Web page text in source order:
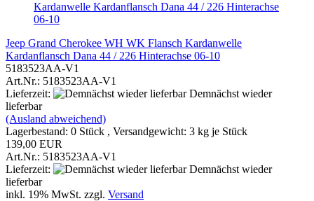
Jeep Grand Cherokee WH WK Flansch Kardanwelle
Kardanflansch Dana 44 / 226 Hinterachse 06-10
5183523AA-V1
Art.Nr.: 5183523AA-V1
Lieferzeit:
Demnächst wieder
lieferbar
(Ausland abweichend)
Lagerbestand: 0 Stück , Versandgewicht: 3 kg je Stück
139,00 EUR
Art.Nr.: 5183523AA-V1
Lieferzeit:
Demnächst wieder
lieferbar
inkl. 19% MwSt. zzgl. Versand